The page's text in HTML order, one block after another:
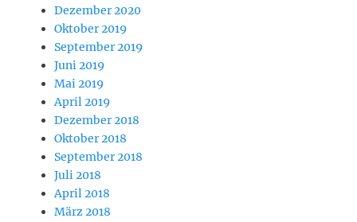
Dezember 2020
Oktober 2019
September 2019
Juni 2019
Mai 2019
April 2019
Dezember 2018
Oktober 2018
September 2018
Juli 2018
April 2018
März 2018